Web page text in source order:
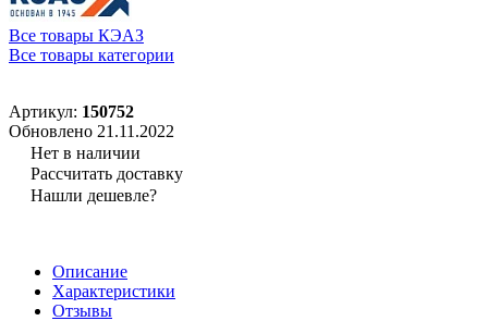
Все товары КЭАЗ
Все товары категории
Артикул: 150752
Обновлено 21.11.2022
Нет в наличии
Рассчитать доставку
Нашли дешевле?
Описание
Характеристики
Отзывы